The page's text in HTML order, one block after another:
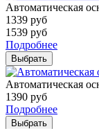
Автоматическая
1339 руб
1539 руб
Подробнее
Выбрать
Автоматическая
1390 руб
Подробнее
Выбрать